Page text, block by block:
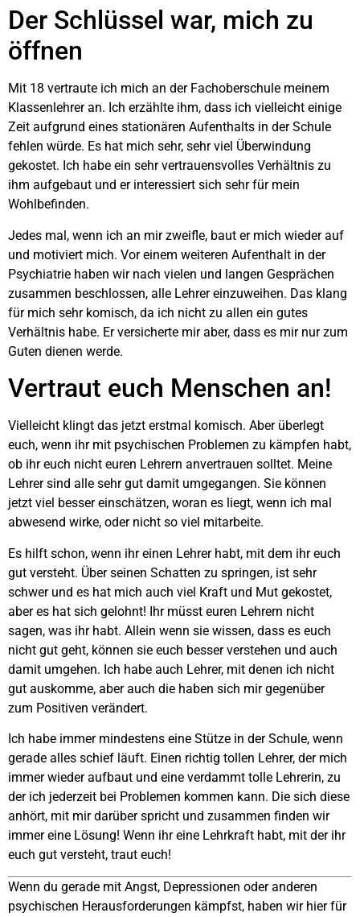
Der Schlüssel war, mich zu
öffnen
Mit 18 vertraute ich mich an der Fachoberschule meinem
Klassenlehrer an. Ich erzählte ihm, dass ich vielleicht einige
Zeit aufgrund eines stationären Aufenthalts in der Schule
fehlen würde. Es hat mich sehr, sehr viel Überwindung
gekostet. Ich habe ein sehr vertrauensvolles Verhältnis zu
ihm aufgebaut und er interessiert sich sehr für mein
Wohlbefinden.
Jedes mal, wenn ich an mir zweifle, baut er mich wieder auf
und motiviert mich. Vor einem weiteren Aufenthalt in der
Psychiatrie haben wir nach vielen und langen Gesprächen
zusammen beschlossen, alle Lehrer einzuweihen. Das klang
für mich sehr komisch, da ich nicht zu allen ein gutes
Verhältnis habe. Er versicherte mir aber, dass es mir nur zum
Guten dienen werde.
Vertraut euch Menschen an!
Vielleicht klingt das jetzt erstmal komisch. Aber überlegt
euch, wenn ihr mit psychischen Problemen zu kämpfen habt,
ob ihr euch nicht euren Lehrern anvertrauen solltet. Meine
Lehrer sind alle sehr gut damit umgegangen. Sie können
jetzt viel besser einschätzen, woran es liegt, wenn ich mal
abwesend wirke, oder nicht so viel mitarbeite.
Es hilft schon, wenn ihr einen Lehrer habt, mit dem ihr euch
gut versteht. Über seinen Schatten zu springen, ist sehr
schwer und es hat mich auch viel Kraft und Mut gekostet,
aber es hat sich gelohnt! Ihr müsst euren Lehrern nicht
sagen, was ihr habt. Allein wenn sie wissen, dass es euch
nicht gut geht, können sie euch besser verstehen und auch
damit umgehen. Ich habe auch Lehrer, mit denen ich nicht
gut auskomme, aber auch die haben sich mir gegenüber
zum Positiven verändert.
Ich habe immer mindestens eine Stütze in der Schule, wenn
gerade alles schief läuft. Einen richtig tollen Lehrer, der mich
immer wieder aufbaut und eine verdammt tolle Lehrerin, zu
der ich jederzeit bei Problemen kommen kann. Die sich diese
anhört, mit mir darüber spricht und zusammen finden wir
immer eine Lösung! Wenn ihr eine Lehrkraft habt, mit der ihr
euch gut versteht, traut euch!
Wenn du gerade mit Angst, Depressionen oder anderen
psychischen Herausforderungen kämpfst, haben wir hier für